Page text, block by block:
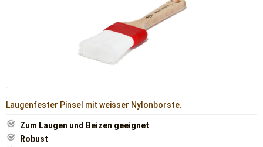
Laugenfester Pinsel mit weisser Nylonborste.
Zum Laugen und Beizen geeignet
Robust